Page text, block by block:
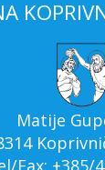
Matije
Fax: +385/